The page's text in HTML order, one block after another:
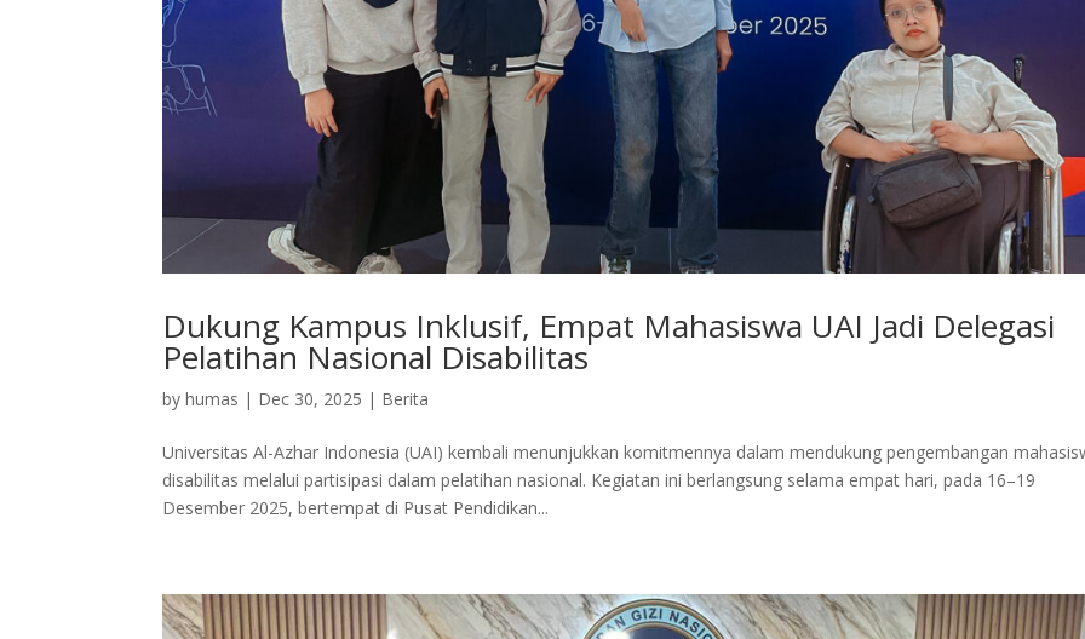
Dukung Kampus Inklusif, Empat Mahasiswa UAI Jadi Delegasi
Pelatihan Nasional Disabilitas
byhumas | Dec 30, 2025 | Berita
Universitas Al-Azhar Indonesia (UAI) kembali menunjukkan komitmennya dalam mendukung pengembangan
disabilitas melalui partisipasi dalam pelatihan nasional. Kegiatan ini berlangsung selama empat hari, pada 16–19
Desember 2025, bertempat di Pusat Pendidikan...